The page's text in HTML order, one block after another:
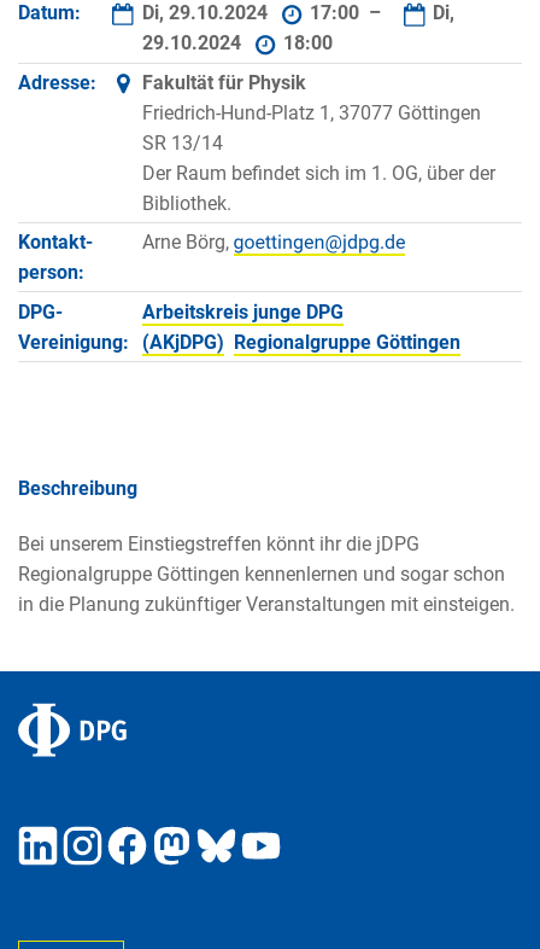
Datum: Di, 29.10.2024 17:00 –
Di,
29.10.2024
18:00
Adresse:
Fakultät für Physik
Friedrich-Hund-Platz 1, 37077 Göttingen
SR 13/14
Der Raum befindet sich im 1. OG, über der
Bibliothek.
Kontakt­
person:
Arne Börg,
DPG-
Vereinigung:
Arbeitskreis junge DPG
(AKjDPG) Regionalgruppe Göttingen
Beschreibung
Bei unserem Einstiegstreffen könnt ihr die jDPG
Regionalgruppe Göttingen kennenlernen und sogar schon
in die Planung zukünftiger Veranstaltungen mit einsteigen.